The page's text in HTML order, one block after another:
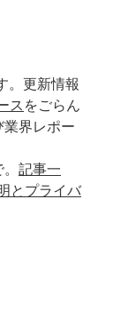
。更新情報
ス をごらん
業界レポー
記事一
とプライバ